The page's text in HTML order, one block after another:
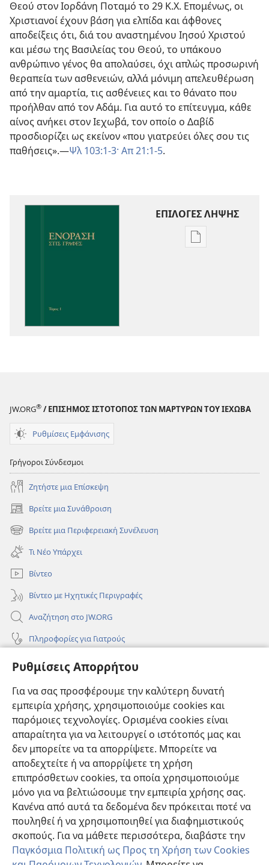
Ρυθμίσεις Απορρήτου
Για να σας προσφέρουμε την καλύτερη δυνατή
εμπειρία χρήσης, χρησιμοποιούμε cookies και
παρόμοιες τεχνολογίες. Ορισμένα cookies είναι
απαραίτητα για να λειτουργεί ο ιστότοπός μας και
δεν μπορείτε να τα απορρίψετε. Μπορείτε να
αποδεχτείτε ή να απορρίψετε τη χρήση
επιπρόσθετων cookies, τα οποία χρησιμοποιούμε
μόνο για να βελτιώσουμε την εμπειρία χρήσης σας.
Κανένα από αυτά τα δεδομένα δεν πρόκειται ποτέ να
πουληθεί ή να χρησιμοποιηθεί για διαφημιστικούς
σκοπούς. Για να μάθετε περισσότερα, διαβάστε την
Παγκόσμια Πολιτική ως Προς τη Χρήση των Cookies
Θεού στον Ιορδάνη Ποταμό το 29 Κ.Χ. Επομένως, οι
Χριστιανοί έχουν βάση για ελπίδα και άφθονες
αποδείξεις ότι, διά του αναστημένου Ιησού Χριστού
και μέσω της Βασιλείας του Θεού, το υπάκουο
ανθρώπινο γένος θα απολαύσει, όχι απλώς προσωρινή
θεραπεία των ασθενειών, αλλά μόνιμη απελευθέρωση
από την αμαρτία, τις ασθένειες και το θάνατο που
προήλθαν από τον Αδάμ. Για αυτό το επίτευγμα, κάθε
αίνος ανήκει στον Ιεχωβά, τον οποίο ο Δαβίδ
προσδιορίζει ως εκείνον «που γιατρεύει όλες σου τις
παθήσεις».—Ψλ 103:1-3· Απ 21:1-5.
ΕΠΙΛΟΓΕΣ ΛΗΨΗΣ
Επιλογές
JW.ORG® / ΕΠΙΣΗΜΟΣ ΙΣΤΟΤΟΠΟΣ ΤΩΝ ΜΑΡΤΥΡΩΝ ΤΟΥ ΙΕΧΩΒΑ
Ρυθμίσεις Εμφάνισης
Γρήγοροι Σύνδεσμοι
Ζητήστε μια Επίσκεψη
Βρείτε μια Συνάθροιση
(ανοίγει
νέο
παράθυρο)
Βρείτε μια Περιφερειακή Συνέλευση
(ανοίγει
νέο
παράθυρο)
Τι Νέο Υπάρχει
Βίντεο
Βίντεο με Ηχητικές Περιγραφές
Αναζήτηση στο JW.ORG
Πληροφορίες για Γιατρούς
Πληροφορίες για Επίσημους Φορείς και ΜΜΕ
Συνεισφορές
(ανοίγει
παράθυρο)ΔΙΑΔΙΚΤΥΑΚΗ ΒΙΒΛΙΟΘΗΚΗ της Σκοπιάς™
(ανοίγει
νέο
παράθυρο)
JW Hub ®
(ανοίγει
νέο
παράθυρο)JW Library®
Βιβλιοθήκη της Σκοπιάς